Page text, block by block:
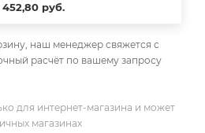
452,80 руб.
наш менеджер свяжется с
расчёт по вашему запросу
для интернет-магазина и может
магазинах